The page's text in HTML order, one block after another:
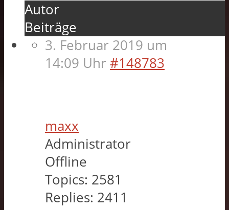
Autor
Beiträge
3. Februar 2019 um
14:09 Uhr #148783
maxx
Administrator
Offline
Topics: 2581
Replies: 2411